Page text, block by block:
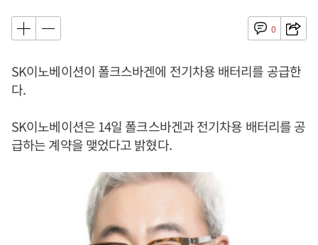
0
SK이노베이션이 폴크스바겐에 전기차용 배터리를 공급한
다.
SK이노베이션은 14일 폴크스바겐과 전기차용 배터리를 공
급하는 계약을 맺었다고 밝혔다.